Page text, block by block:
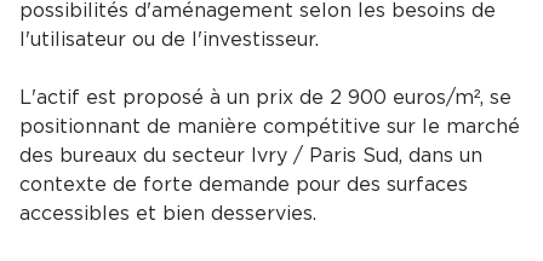
possibilités d'aménagement selon les besoins de
l'utilisateur ou de l'investisseur.
L'actif est proposé à un prix de 2 900 euros/m², se
positionnant de manière compétitive sur le marché
des bureaux du secteur Ivry / Paris Sud, dans un
contexte de forte demande pour des surfaces
accessibles et bien desservies.